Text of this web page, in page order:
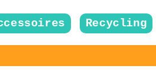
Recycling